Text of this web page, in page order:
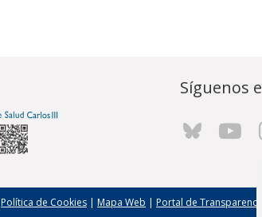
Síguenos
Política de Cookies | Mapa Web | Portal de Transparencia